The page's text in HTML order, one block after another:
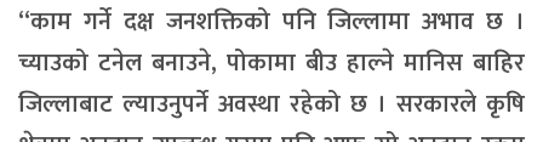
“काम गर्ने दक्ष जनशक्तिको पनि जिल्लामा अभाव छ ।
च्याउको टनेल बनाउने, पोकामा बीउ हाल्ने मानिस बाहिर
जिल्लाबाट ल्याउनुपर्ने अवस्था रहेको छ । सरकारले कृषि